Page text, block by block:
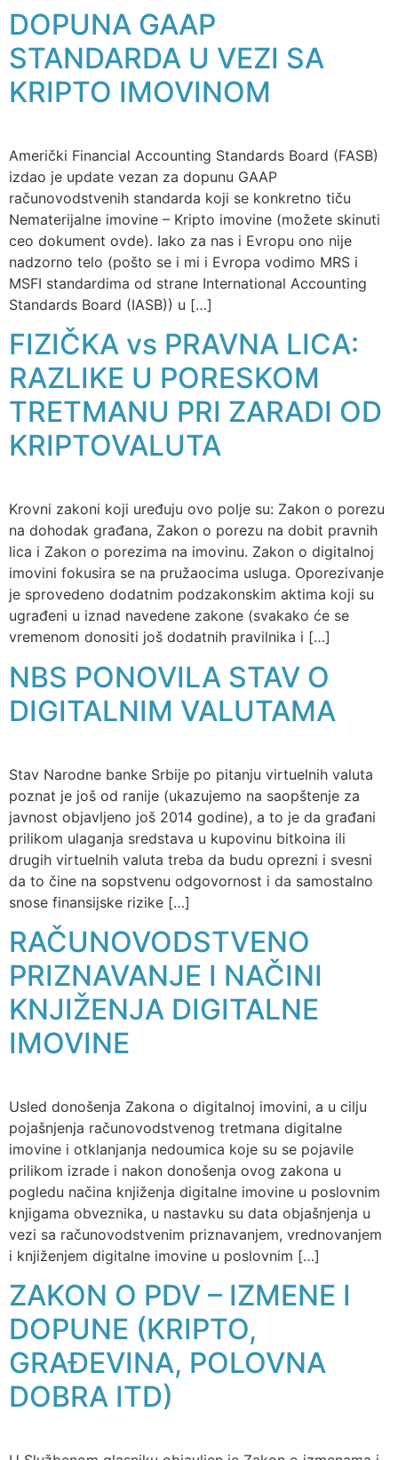
DOPUNA GAAP
STANDARDA U VEZI SA
KRIPTO IMOVINOM
Američki Financial Accounting Standards Board (FASB)
izdao je update vezan za dopunu GAAP
računovodstvenih standarda koji se konkretno tiču
Nematerijalne imovine – Kripto imovine (možete skinuti
ceo dokument ovde). Iako za nas i Evropu ono nije
nadzorno telo (pošto se i mi i Evropa vodimo MRS i
MSFI standardima od strane International Accounting
Standards Board (IASB)) u […]
FIZIČKA vs PRAVNA LICA:
RAZLIKE U PORESKOM
TRETMANU PRI ZARADI OD
KRIPTOVALUTA
Krovni zakoni koji uređuju ovo polje su: Zakon o porezu
na dohodak građana, Zakon o porezu na dobit pravnih
lica i Zakon o porezima na imovinu. Zakon o digitalnoj
imovini fokusira se na pružaocima usluga. Oporezivanje
je sprovedeno dodatnim podzakonskim aktima koji su
ugrađeni u iznad navedene zakone (svakako će se
vremenom donositi još dodatnih pravilnika i […]
NBS PONOVILA STAV O
DIGITALNIM VALUTAMA
Stav Narodnе bankе Srbijе po pitanju virtuеlnih valuta
poznat jе još od ranijе (ukazujеmo na saopštеnjе za
javnost objavljеno još 2014 godinе), a to jе da građani
prilikom ulaganja srеdstava u kupovinu bitkoina ili
drugih virtuеlnih valuta trеba da budu oprеzni i svеsni
da to činе na sopstvеnu odgovornost i da samostalno
snosе finansijskе rizikе […]
RAČUNOVODSTVENO
PRIZNAVANJE I NAČINI
KNJIŽENJA DIGITALNE
IMOVINE
Usled donošenja Zakona o digitalnoj imovini, a u cilju
pojašnjenja računovodstvenog tretmana digitalne
imovine i otklanjanja nedoumica koje su se pojavile
prilikom izrade i nakon donošenja ovog zakona u
pogledu načina knjiženja digitalne imovine u poslovnim
knjigama obveznika, u nastavku su data objašnjenja u
vezi sa računovodstvenim priznavanjem, vrednovanjem
i knjiženjem digitalne imovine u poslovnim […]
ZAKON O PDV – IZMENE I
DOPUNE (KRIPTO,
GRAĐEVINA, POLOVNA
DOBRA ITD)